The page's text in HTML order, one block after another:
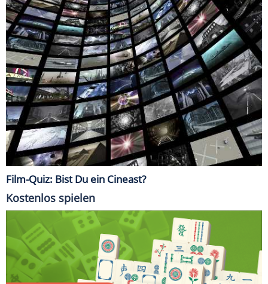
Film-Quiz: Bist Du ein Cineast?
Kostenlos spielen